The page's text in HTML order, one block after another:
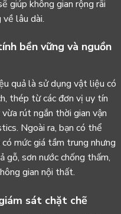
giúp không gian rộng rãi
lâu dài.
bền vững và nguồn
quả là sử dụng vật liệu có
thép từ các đơn vị uy tín
rút ngắn thời gian vận
Ngoài ra, bạn có thể
mức giá tầm trung nhưng
gỗ, sơn nước chống thấm,
gian nội thất.
sát chặt chẽ